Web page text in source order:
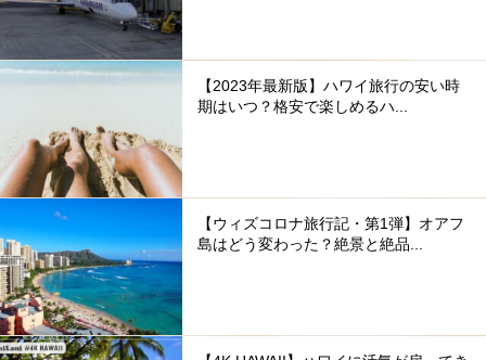
【2023年最新版】ハワイ旅行の安い時
期はいつ？格安で楽しめるハ...
【ウィズコロナ旅行記・第1弾】オアフ
島はどう変わった？絶景と絶品...